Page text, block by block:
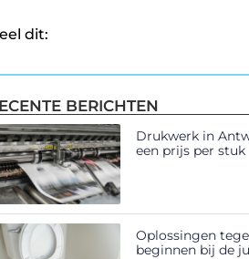
dit:
BERICHTEN
Drukwerk in
een prijs per stuk
Oplossingen
beginnen bij de